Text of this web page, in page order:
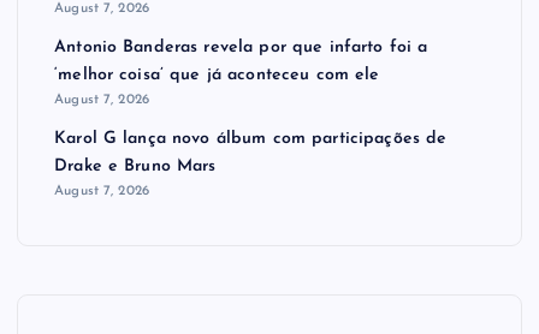
August 7, 2026
Antonio Banderas revela por que infarto foi a
‘melhor coisa’ que já aconteceu com ele
August 7, 2026
Karol G lança novo álbum com participações de
Drake e Bruno Mars
August 7, 2026